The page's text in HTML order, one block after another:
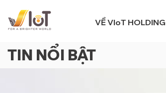
VỀ VIoT HOLDING
TIN NỔI BẬT